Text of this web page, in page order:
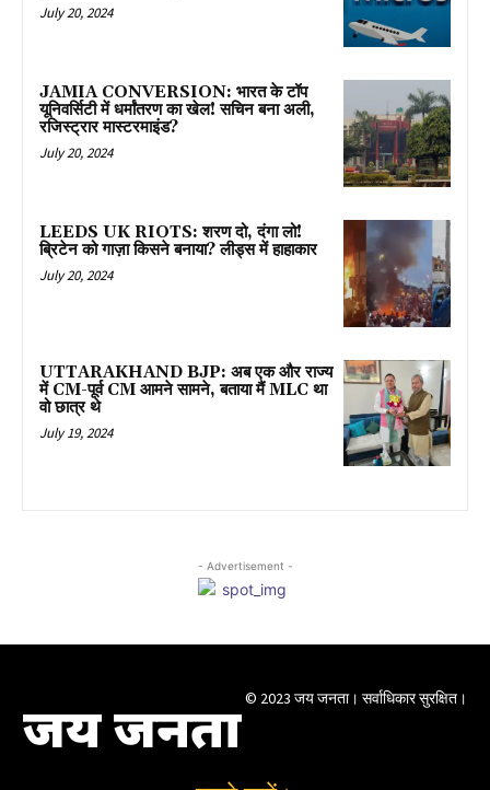
July 20, 2024
JAMIA CONVERSION: भारत के टॉप
यूनिवर्सिटी में धर्मांतरण का खेल! सचिन बना अली,
रजिस्ट्रार मास्टरमाइंड?
July 20, 2024
LEEDS UK RIOTS: शरण दो, दंगा लो!
ब्रिटेन को गाज़ा किसने बनाया? लीड्स में हाहाकार
July 20, 2024
UTTARAKHAND BJP: अब एक और राज्य
में CM-पूर्व CM आमने सामने, बताया मैं MLC था
वो छात्र थे
July 19, 2024
- Advertisement -
जय जनता © 2023 जय जनता। सर्वाधिकार सुरक्षित।